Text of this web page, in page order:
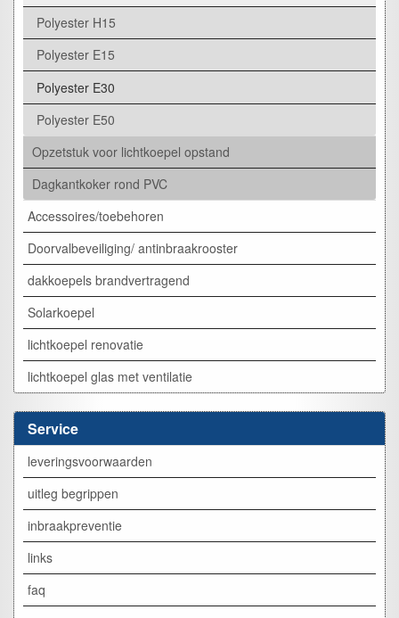
Polyester H15
Polyester E15
Polyester E30
Polyester E50
Opzetstuk voor lichtkoepel opstand
Dagkantkoker rond PVC
Accessoires/toebehoren
Doorvalbeveiliging/ antinbraakrooster
dakkoepels brandvertragend
Solarkoepel
lichtkoepel renovatie
lichtkoepel glas met ventilatie
Service
leveringsvoorwaarden
uitleg begrippen
inbraakpreventie
links
faq